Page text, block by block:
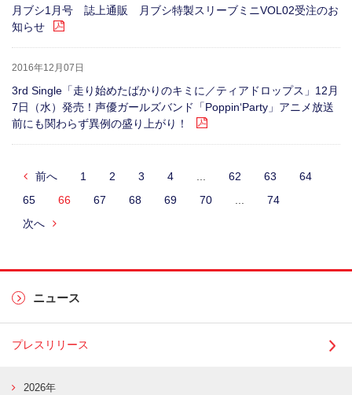
月ブシ1月号 誌上通販 月ブシ特製スリーブミニVOL02受注のお
知らせ
2016年12月07日
3rd Single「走り始めたばかりのキミに／ティアドロップス」12月
7日（水）発売！声優ガールズバンド「Poppin‘Party」アニメ放送
前にも関わらず異例の盛り上がり！
前へ 1 2 3 4 62 63
64
65
66 67 68 69 70
74
次へ
ニュース
プレスリリース
2026年